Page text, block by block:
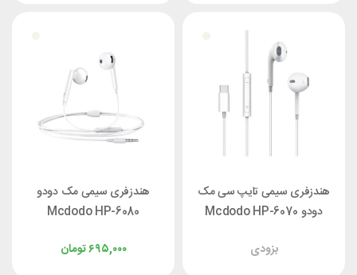
هندزفری سیمی تایپ سی مک
دودو Mcdodo HP-6070
بزودی
هندزفری سیمی مک دودو
Mcdodo HP-6080
تومان۶۹۵,۰۰۰